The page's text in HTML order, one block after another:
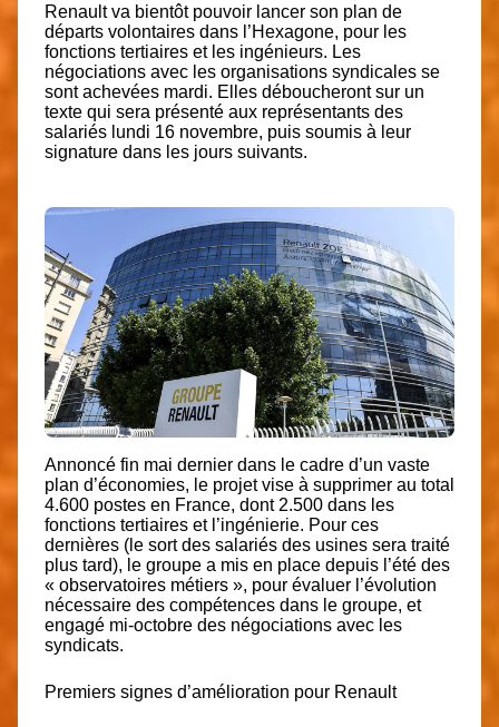
Renault va bientôt pouvoir lancer son plan de
départs volontaires dans l’Hexagone, pour les
fonctions tertiaires et les ingénieurs. Les
négociations avec les organisations syndicales se
sont achevées mardi. Elles déboucheront sur un
texte qui sera présenté aux représentants des
salariés lundi 16 novembre, puis soumis à leur
signature dans les jours suivants.
Annoncé fin mai dernier dans le cadre d’un vaste
plan d’économies, l e projet vise à supprimer au total
4.600 postes en France, dont 2.500 dans les
fonctions tertiaires et l’ingénierie. Pour ces
dernières (le sort des salariés des usines sera traité
plus tard), le groupe a mis en place depuis l’été des
« observatoires métiers », pour évaluer l’évolution
nécessaire des compétences dans le groupe, et
engagé mi-octobre des négociations avec les
syndicats.
Premiers signes d’amélioration pour Renault